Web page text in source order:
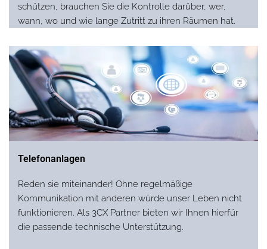
schützen, brauchen Sie die Kontrolle darüber, wer,
wann, wo und wie lange Zutritt zu ihren Räumen hat.
Telefonanlagen
Reden sie miteinander! Ohne regelmäßige
Kommunikation mit anderen würde unser Leben nicht
funktionieren. Als 3CX Partner bieten wir Ihnen hierfür
die passende technische Unterstützung.